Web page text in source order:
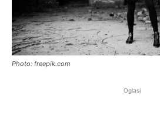
Photo: freepik.com
Oglasi